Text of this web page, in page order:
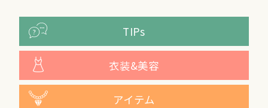
TIPs
衣装&美容
アイテム